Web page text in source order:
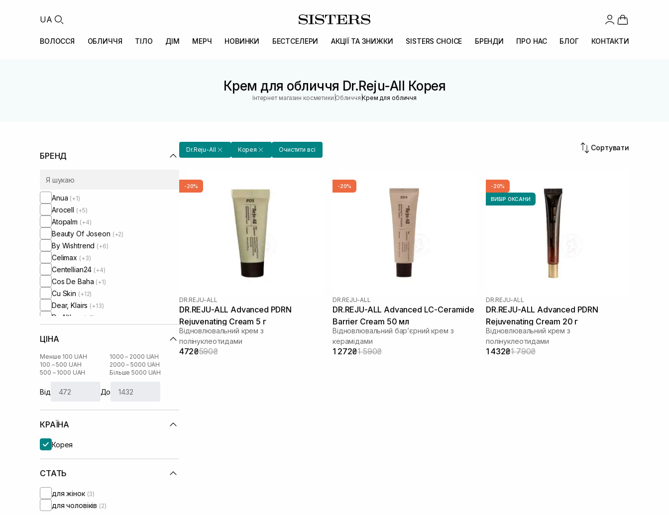
UA
ВОЛОССЯ ОБЛИЧЧЯ ТІЛО ДІМ МЕРЧ НОВИНКИ БЕСТСЕЛЕРИ АКЦІЇ ТА ЗНИЖКИ SISTERS CHOICE БРЕНДИ ПРО НАС БЛОГ КОНТАКТИ
Крем для обличчя Dr.Reju-All Корея
Інтернет магазин косметики |Обличчя |Крем для обличчя
БРЕНД
Anua (+1)
Arocell (+5)
Atopalm (+4)
Beauty Of Joseon (+2)
By Wishtrend (+6)
Celimax (+3)
Centellian24 (+4)
Cos De Baha (+1)
Cu Skin (+12)
Dear, Klairs (+13)
Dr. Althea (+5)
Dr.Reju-All
Genesis (+2)
I'm From(+6)
Js Derma (+2)
Lagom
Manyo Factory
Medicube
Needly
Purito(+3)
Real Barrier
Round Lab(+9)
Skin1004(+4)
ЦІНА
Менше 100 UAH
100 – 500 UAH
500 – 1000 UAH
1000 – 2000 UAH
2000 – 5000 UAH
Більше 5000 UAH
Від До
КРАЇНА
Корея
СТАТЬ
для жінок (3)
для чоловіків (2)
Dr.Reju-All Корея Очистити всі Сортувати
-20%
DR.REJU-ALL
DR.REJU-ALL Advanced PDRN
Rejuvenating Cream 5 г
Відновлювальний крем з
полінуклеотидами
472₴590₴
-20%
DR.REJU-ALL
DR.REJU-ALL Advanced LC-Ceramide
Barrier Cream 50 мл
Відновлювальний бар’єрний крем з
керамідами
1 272₴1 590₴
-20%
ВИБІР ОКСАНИ
DR.REJU-ALL
DR.REJU-ALL Advanced PDRN
Rejuvenating Cream 20 г
Відновлювальний крем з
полінуклеотидами
1 432₴1 790₴